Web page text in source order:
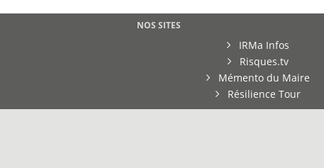
NOS SITES
IRMa Infos
Risques.tv
Mémento du Maire
Résilience Tour